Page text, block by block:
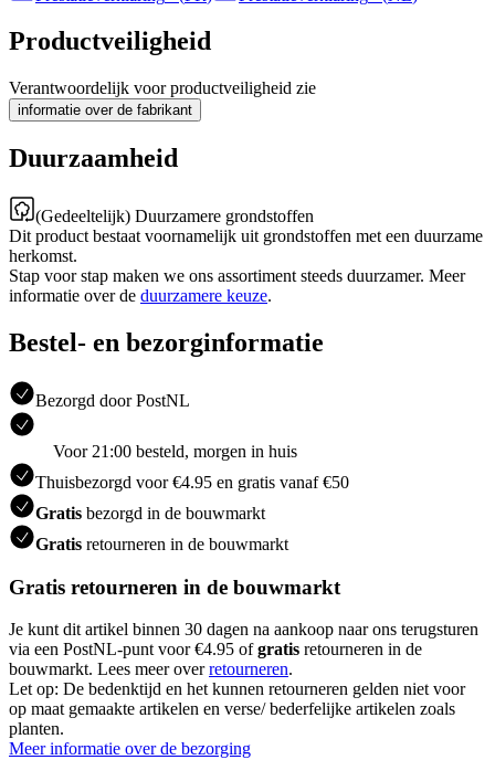
Productveiligheid
Verantwoordelijk voor productveiligheid zie
informatie over de fabrikant
Duurzaamheid
(Gedeeltelijk) Duurzamere grondstoffen
Dit product bestaat voornamelijk uit grondstoffen met een duurzame
herkomst.
Stap voor stap maken we ons assortiment steeds duurzamer. Meer
informatie over de duurzamere keuze.
Bestel- en bezorginformatie
Bezorgd door PostNL
Voor 21:00 besteld, morgen in huis
Thuisbezorgd voor €4.95 en gratis vanaf €50
Gratis bezorgd in de bouwmarkt
Gratis retourneren in de bouwmarkt
Gratis retourneren in de bouwmarkt
Je kunt dit artikel binnen 30 dagen na aankoop naar ons terugsturen
via een PostNL-punt voor €4.95 ofgratis retourneren in de
bouwmarkt. Lees meer overretourneren.
Let op: De bedenktijd en het kunnen retourneren gelden niet voor
op maat gemaakte artikelen en verse/ bederfelijke artikelen zoals
planten.
Meer informatie over de bezorging